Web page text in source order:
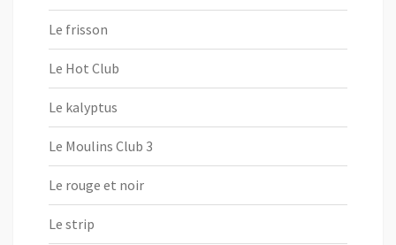
Le frisson
Le Hot Club
Le kalyptus
Le Moulins Club 3
Le rouge et noir
Le strip